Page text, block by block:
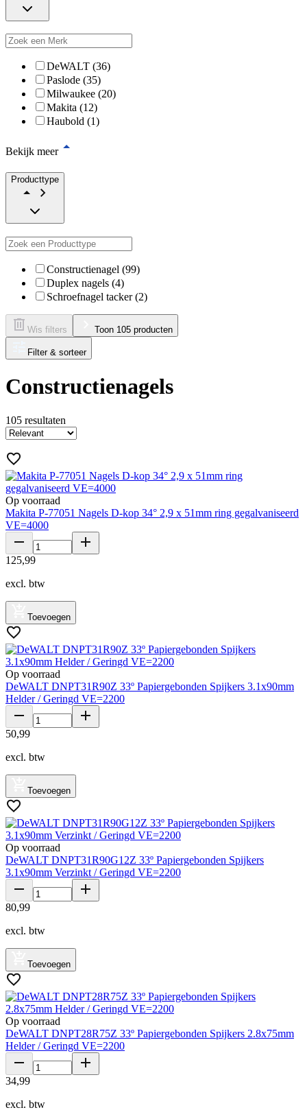
DeWALT (36)
Paslode (35)
Milwaukee (20)
Makita (12)
Haubold (1)
Bekijk meer
Producttype
Constructienagel (99)
Duplex nagels (4)
Schroefnagel tacker (2)
Wis filters Toon 105 producten
Filter & sorteer
Constructienagels
105 resultaten
Op voorraad
Makita P-77051 Nagels D-kop 34° 2,9 x 51mm ring gegalvaniseerd
VE=4000
125,99
excl. btw
Toevoegen
Op voorraad
DeWALT DNPT31R90Z 33º Papiergebonden Spijkers 3.1x90mm
Helder / Geringd VE=2200
50,99
excl. btw
Toevoegen
Op voorraad
DeWALT DNPT31R90G12Z 33º Papiergebonden Spijkers
3.1x90mm Verzinkt / Geringd VE=2200
80,99
excl. btw
Toevoegen
Op voorraad
DeWALT DNPT28R75Z 33º Papiergebonden Spijkers 2.8x75mm
Helder / Geringd VE=2200
34,99
excl. btw